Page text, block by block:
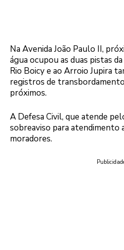
Na Avenida João Paulo II,
água ocupou as duas pistas
Rio Boicy e ao Arroio Jupira
registros de
próximos.
A Defesa Civil, que atende
sobreaviso para atendimento
moradores.